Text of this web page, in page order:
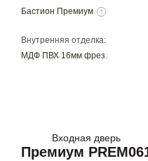
Бастион Премиум
Внутренняя отделка:
МДФ ПВХ 16мм фрез.
Входная дверь
Премиум